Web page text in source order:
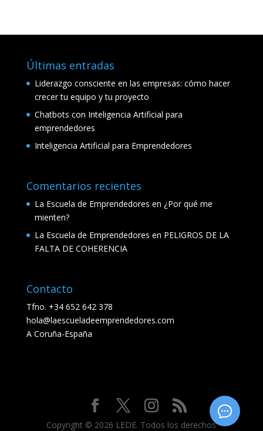
Últimas entradas
Liderazgo consciente en las empresas: cómo hacer
crecer tu equipo y tu proyecto
Chatbots con Inteligencia Artificial para
emprendedores
Inteligencia Artificial para Emprendedores
Comentarios recientes
La Escuela de Emprendedores en ¿Por qué me
mienten?
La Escuela de Emprendedores en PELIGROS DE LA
FALTA DE COHERENCIA
Contacto
Tfno. +34 652 642 378
hola@laescueladeemprendedores.com
A Coruña-España
Copyright © 2026 LEDE. Todos los derechos